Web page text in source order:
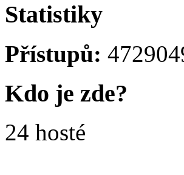
Statistiky
Přístupů:
Kdo je zde?
24 hosté